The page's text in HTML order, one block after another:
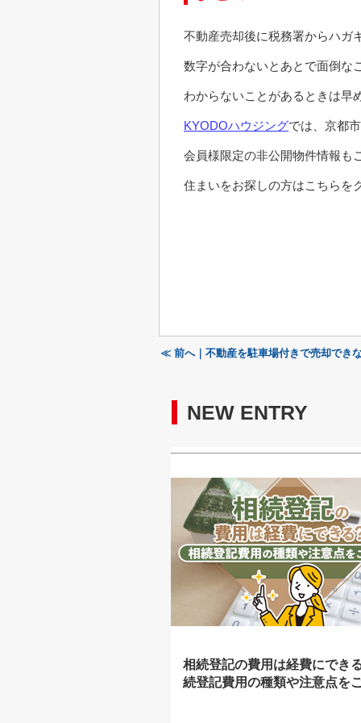
不動産売却後に税務署からハガ
数字が合わないとあとで面倒な
わからないことがあるときは早
KYODOハウジングでは、京都
会員様限定の非公開物件情報も
住まいをお探しの方はこちらを
≪ 前へ｜不動産を駐車場付きで売却でき
NEW ENTRY
相続登記の費用は経費にでき
続登記費用の種類や注意点を